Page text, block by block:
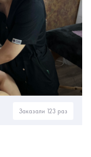
Заказали 123 раз